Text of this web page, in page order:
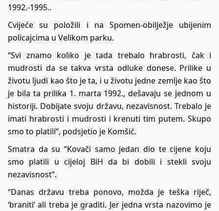
1992.-1995..
Cvijeće su položili i na Spomen-obilježje ubijenim
policajcima u Velikom parku.
“Svi znamo koliko je tada trebalo hrabrosti, čak i
mudrosti da se takva vrsta odluke donese. Prilike u
životu ljudi kao što je ta, i u životu jedne zemlje kao što
je bila ta prilika 1. marta 1992., dešavaju se jednom u
historiji. Dobijate svoju državu, nezavisnost. Trebalo je
imati hrabrosti i mudrosti i krenuti tim putem. Skupo
smo to platili”, podsjetio je Komšić.
Smatra da su “Kovači samo jedan dio te cijene koju
smo platili u cijeloj BiH da bi dobili i stekli svoju
nezavisnost”.
“Danas državu treba ponovo, možda je teška riječ,
‘braniti’ ali treba je graditi. Jer jedna vrsta nazovimo je